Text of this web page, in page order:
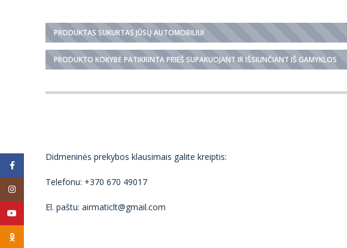
PRODUKTAS SUKURTAS JŪSŲ AUTOMOBILIUI
PRODUKTO KOKYBĖ PATIKRINTA PRIEŠ SUPAKUOJANT IR IŠSIUNČIANT IŠ GAMYKLOS
Didmeninės prekybos klausimais galite kreiptis:
Telefonu: +370 670 49017
El. paštu: airmaticlt@gmail.com
Instagram
YouTube